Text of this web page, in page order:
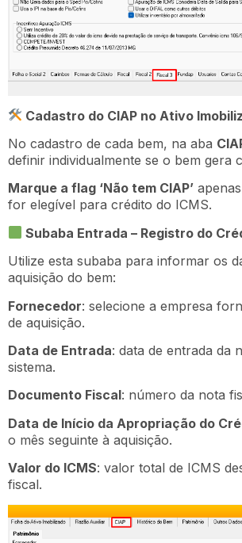
Cadastro do CIAP no Ativo
No cadastro de cada bem, na aba
definir individualmente se o bem gera
Marque a flag ‘Não tem CIAP’
for elegível para crédito do ICMS.
Subaba Entrada – Registro do
Utilize esta subaba para informar os
aquisição do bem:
Fornecedor: selecione a empresa
de aquisição.
Data de Entrada: data de entrada da
sistema.
Documento Fiscal: número da nota
Data de Início da Apropriação do
o mês seguinte à aquisição.
Valor do ICMS: valor total de ICMS
fiscal.